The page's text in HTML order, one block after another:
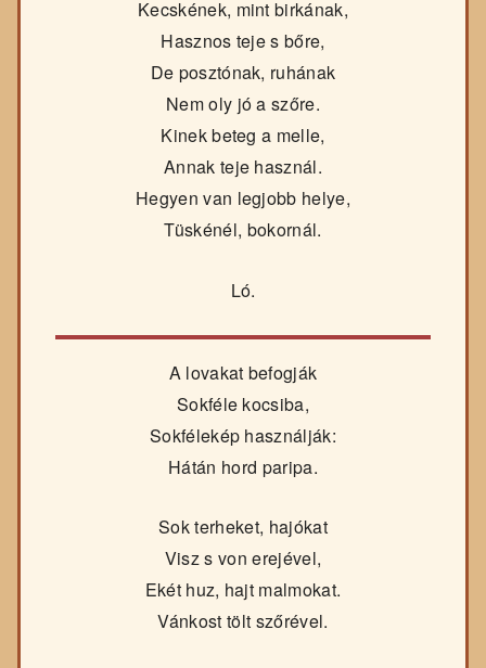
Kecskének, mint birkának,
Hasznos teje s bőre,
De posztónak, ruhának
Nem oly jó a szőre.
Kinek beteg a melle,
Annak teje használ.
Hegyen van legjobb helye,
Tüskénél, bokornál.
Ló.
A lovakat befogják
Sokféle kocsiba,
Sokfélekép használják:
Hátán hord paripa.
Sok terheket, hajókat
Visz s von erejével,
Ekét huz, hajt malmokat.
Vánkost tölt szőrével.